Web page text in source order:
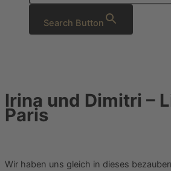
Search Button
Irina und Dimitri –
Paris
Wir haben uns gleich in dieses